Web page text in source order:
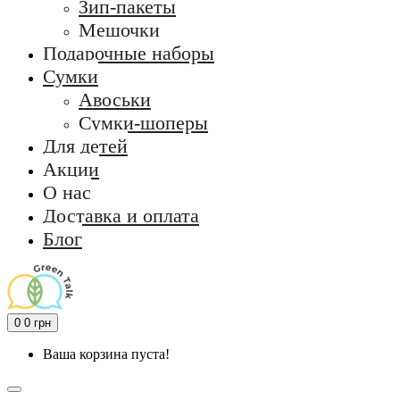
Зип-пакеты
Мешочки
Подарочные наборы
Сумки
Авоськи
Сумки-шоперы
Для детей
Акции
О нас
Доставка и оплата
Блог
0 0 грн
Ваша корзина пуста!